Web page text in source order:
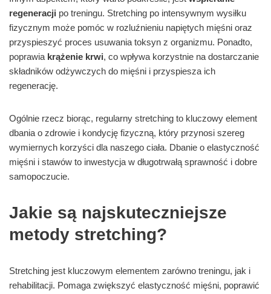
regeneracji po treningu. Stretching po intensywnym wysiłku
fizycznym może pomóc w rozluźnieniu napiętych mięśni oraz
przyspieszyć proces usuwania toksyn z organizmu. Ponadto,
poprawia krążenie krwi, co wpływa korzystnie na dostarczanie
składników odżywczych do mięśni i przyspiesza ich
regenerację.
Ogólnie rzecz biorąc, regularny stretching to kluczowy element
dbania o zdrowie i kondycję fizyczną, który przynosi szereg
wymiernych korzyści dla naszego ciała. Dbanie o elastyczność
mięśni i stawów to inwestycja w długotrwałą sprawność i dobre
samopoczucie.
Jakie są najskuteczniejsze
metody stretching?
Stretching jest kluczowym elementem zarówno treningu, jak i
rehabilitacji. Pomaga zwiększyć elastyczność mięśni, poprawić